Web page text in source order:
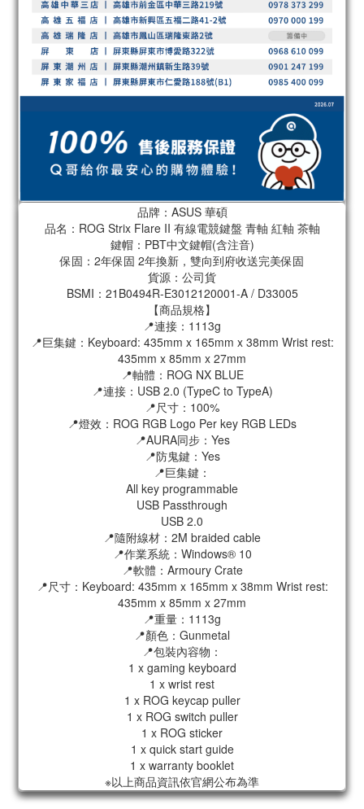
品牌：ASUS 華碩
品名：ROG Strix Flare II 有線電競鍵盤 青軸 紅軸 茶軸
鍵帽：PBT中文鍵帽(含注音)
保固：2年保固 2年換新，雙向到府收送完美保固
貨源：公司貨
BSMI：21B0494R-E3012120001-A / D33005
【商品規格】
📍連接：1113g
📍巨集鍵：Keyboard: 435mm x 165mm x 38mm Wrist rest:
435mm x 85mm x 27mm
📍軸體：ROG NX BLUE
📍連接：USB 2.0 (TypeC to TypeA)
📍尺寸：100%
📍燈效：ROG RGB Logo Per key RGB LEDs
📍AURA同步：Yes
📍防鬼鍵：Yes
📍巨集鍵：
All key programmable
USB Passthrough
USB 2.0
📍隨附線材：2M braided cable
📍作業系統：Windows® 10
📍軟體：Armoury Crate
📍尺寸：Keyboard: 435mm x 165mm x 38mm Wrist rest:
435mm x 85mm x 27mm
📍重量：1113g
📍顏色：Gunmetal
📍包裝內容物：
1 x gaming keyboard
1 x wrist rest
1 x ROG keycap puller
1 x ROG switch puller
1 x ROG sticker
1 x quick start guide
1 x warranty booklet
※以上商品資訊依官網公布為準